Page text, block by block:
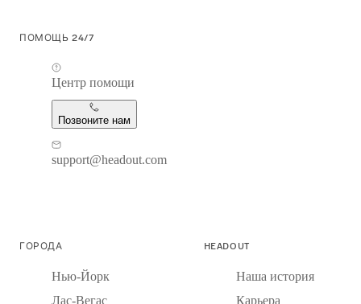
ПОМОЩЬ 24/7
Центр помощи
Позвоните нам
support@headout.com
ГОРОДА
Нью-Йорк
Лас-Вегас
HEADOUT
Наша история
Карьера